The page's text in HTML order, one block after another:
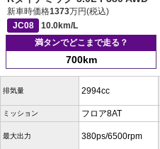
新車時価格1373万円(税込)
JC08
10.0km/L
満タンでどこまで走る？
700km
排気量 2994cc
ミッション フロア8AT
最大出力 380ps/6500rpm